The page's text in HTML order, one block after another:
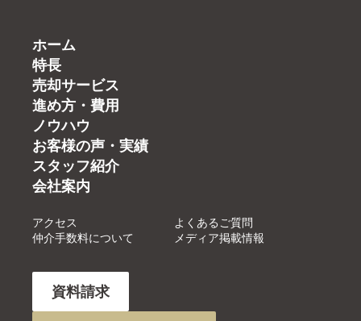
ホーム
特長
売却サービス
進め方・費用
ノウハウ
お客様の声・実績
スタッフ紹介
会社案内
アクセス
よくあるご質問
仲介手数料について
メディア掲載情報
資料請求